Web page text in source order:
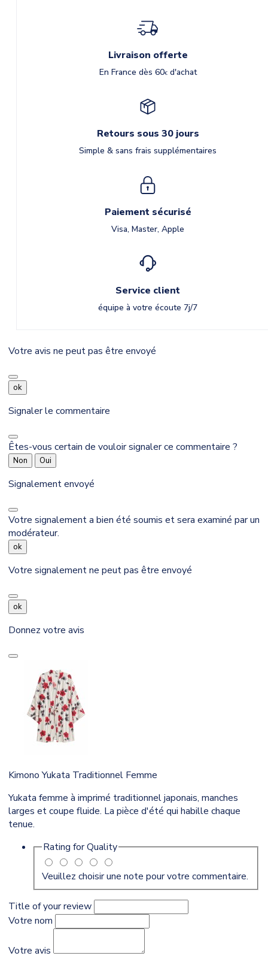
Livraison offerte
En France dès 60€d'achat
Retours sous 30 jours
Simple & sans frais supplémentaires
Paiement sécurisé
Visa, Master, Apple
Service client
équipe à votre écoute 7j/7
Votre avis ne peut pas être envoyé
ok
Signaler le commentaire
Êtes-vous certain de vouloir signaler ce commentaire ?
Non Oui
Signalement envoyé
Votre signalement a bien été soumis et sera examiné par un
modérateur.
ok
Votre signalement ne peut pas être envoyé
ok
Donnez votre avis
Kimono Yukata Traditionnel Femme
Yukata femme à imprimé traditionnel japonais, manches
larges et coupe fluide. La pièce d'été qui habille chaque
tenue.
Rating forQuality
Veuillez choisir une note pour votre commentaire.
Title of your review
Votre nom
Votre avis